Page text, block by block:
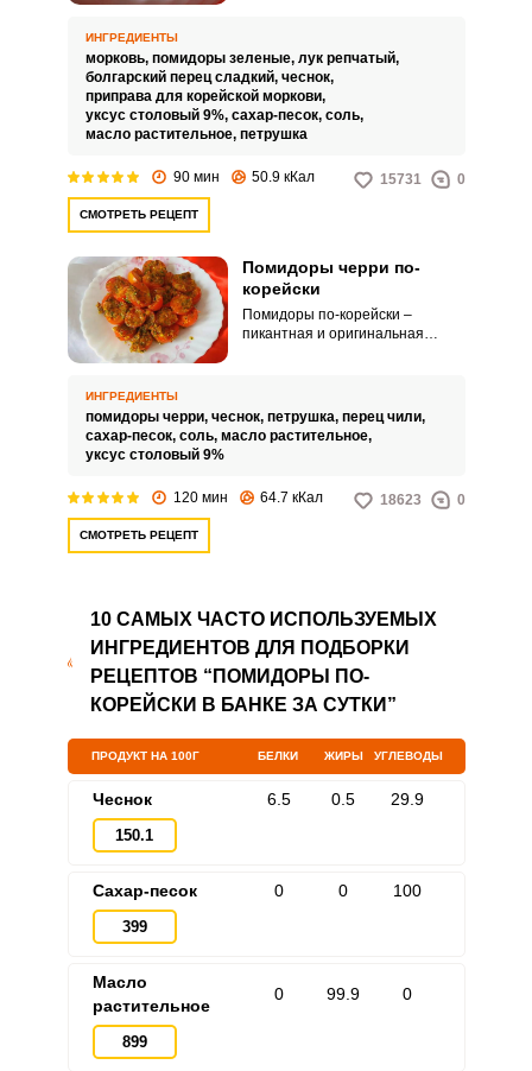
Сохранить заготовку до зимы
вам поможет пастеризация.
ИНГРЕДИЕНТЫ
морковь, помидоры зеленые, лук репчатый,
болгарский перец сладкий, чеснок,
приправа для корейской моркови,
уксус столовый 9%, сахар-песок, соль,
масло растительное, петрушка
90 мин 50.9 кКал 15731 0
СМОТРЕТЬ РЕЦЕПТ
Помидоры черри по-
корейски
Помидоры по-корейски –
пикантная и оригинальная
маленьких и сочных черри.
ИНГРЕДИЕНТЫ
помидоры черри, чеснок, петрушка, перец чили,
сахар-песок, соль, масло растительное,
уксус столовый 9%
120 мин 64.7 кКал 18623 0
СМОТРЕТЬ РЕЦЕПТ
10 САМЫХ ЧАСТО ИСПОЛЬЗУЕМЫХ
ИНГРЕДИЕНТОВ ДЛЯ ПОДБОРКИ
РЕЦЕПТОВ “ПОМИДОРЫ ПО-
КОРЕЙСКИ В БАНКЕ ЗА СУТКИ”
ПРОДУКТ НА 100Г БЕЛКИ ЖИРЫ УГЛЕВОДЫ
Чеснок
150.1
6.5 0.5 29.9
Сахар-песок
399
0 0 100
Масло
растительное
899
0 99.9 0